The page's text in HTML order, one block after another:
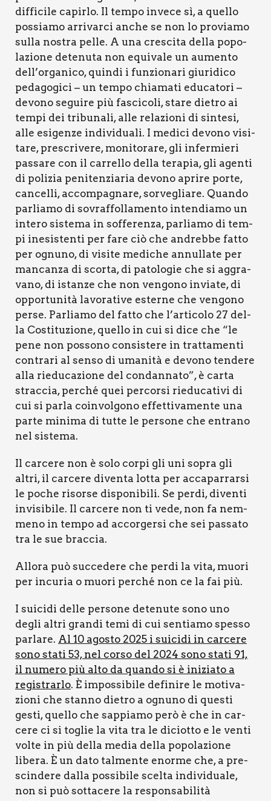
dif­fi­ci­le capir­lo. Il tem­po inve­ce sì, a quel­lo
pos­sia­mo arri­var­ci anche se non lo pro­via­mo
sul­la nostra pel­le. A una cre­sci­ta del­la popo­
la­zio­ne dete­nu­ta non equi­va­le un aumen­to
dell’organico, quin­di i fun­zio­na­ri giu­ri­di­co
peda­go­gi­ci – un tem­po chia­ma­ti edu­ca­to­ri –
devo­no segui­re più fasci­co­li, sta­re die­tro ai
tem­pi dei tri­bu­na­li, alle rela­zio­ni di sin­te­si,
alle esi­gen­ze indi­vi­dua­li. I medi­ci devo­no visi­
ta­re, pre­scri­ve­re, moni­to­ra­re, gli infer­mie­ri
pas­sa­re con il car­rel­lo del­la tera­pia, gli agen­ti
di poli­zia peni­ten­zia­ria devo­no apri­re por­te,
can­cel­li, accom­pa­gna­re, sor­ve­glia­re. Quan­do
par­lia­mo di sovraf­fol­la­men­to inten­dia­mo un
inte­ro siste­ma in sof­fe­ren­za, par­lia­mo di tem­
pi ine­si­sten­ti per fare ciò che andreb­be fat­to
per ognu­no, di visi­te medi­che annul­la­te per
man­can­za di scor­ta, di pato­lo­gie che si aggra­
va­no, di istan­ze che non ven­go­no invia­te, di
oppor­tu­ni­tà lavo­ra­ti­ve ester­ne che ven­go­no
per­se. Par­lia­mo del fat­to che l’articolo 27 del­
la Costi­tu­zio­ne, quel­lo in cui si dice che “le
pene non pos­so­no con­si­ste­re in trat­ta­men­ti
con­tra­ri al sen­so di uma­ni­tà e devo­no ten­de­re
alla rie­du­ca­zio­ne del con­dan­na­to”, è car­ta
strac­cia, per­ché quei per­cor­si rie­du­ca­ti­vi di
cui si par­la coin­vol­go­no effet­ti­va­men­te una
par­te mini­ma di tut­te le per­so­ne che entra­no
nel siste­ma.
Il car­ce­re non è solo cor­pi gli uni sopra gli
altri, il car­ce­re diven­ta lot­ta per acca­par­rar­si
le poche risor­se dispo­ni­bi­li. Se per­di, diven­ti
invi­si­bi­le. Il car­ce­re non ti vede, non fa nem­
me­no in tem­po ad accor­ger­si che sei pas­sa­to
tra le sue brac­cia.
Allo­ra può suc­ce­de­re che per­di la vita, muo­ri
per incu­ria o muo­ri per­ché non ce la fai più.
I sui­ci­di del­le per­so­ne dete­nu­te sono uno
degli altri gran­di temi di cui sen­tia­mo spes­so
par­la­re. Al 10 ago­sto 2025 i sui­ci­di in car­ce­re
sono sta­ti 53, nel cor­so del 2024 sono sta­ti 91,
il nume­ro più alto da quan­do si è ini­zia­to a
regi­strar­lo. È impos­si­bi­le defi­ni­re le moti­va­
zio­ni che stan­no die­tro a ognu­no di que­sti
gesti, quel­lo che sap­pia­mo però è che in car­
ce­re ci si toglie la vita tra le diciot­to e le ven­ti
vol­te in più del­la media del­la popo­la­zio­ne
libe­ra. È un dato tal­men­te enor­me che, a pre­
scin­de­re dal­la pos­si­bi­le scel­ta indi­vi­dua­le,
non si può sot­ta­ce­re la respon­sa­bi­li­tà